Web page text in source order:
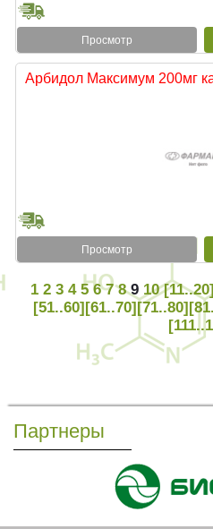
Просмотр
Арбидол Максимум 200мг
Просмотр
1 2 3 4 5 6 7 8 9 10
[51..60][61..70][71..80]
Партнеры